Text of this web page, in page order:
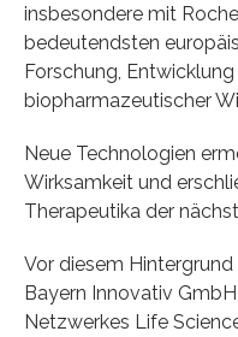
insbesondere mit
bedeutendsten
Forschung,
biopharmazeutischer
Neue Technologien
Wirksamkeit und
Therapeutika der
Vor diesem
Bayern Innovativ
Netzwerkes Life